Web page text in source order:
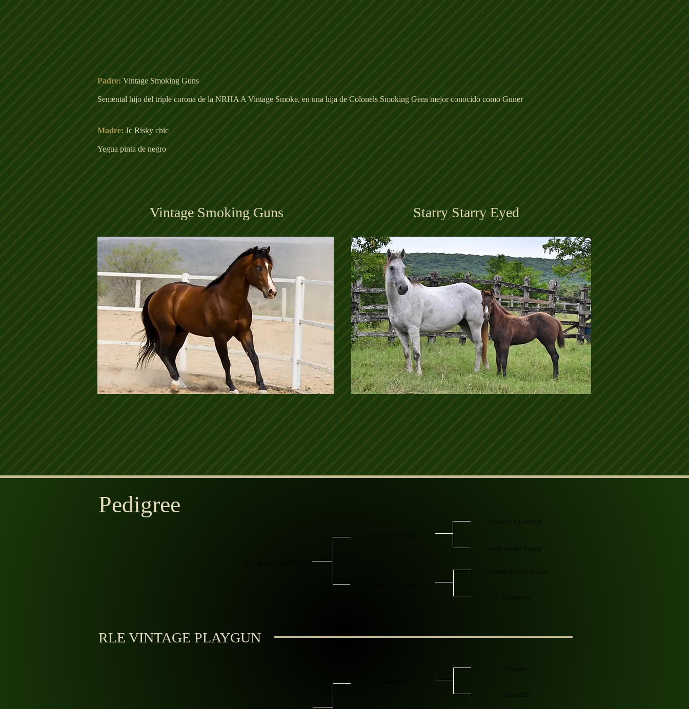
Padre: Vintage Smoking Guns
Semental hijo del triple corona de la NRHA A Vintage Smoke, en una hija de Colonels Smoking Gens mejor conocido como Guner
Madre:Jc Risky chic
Yegua pinta de negro
Vintage Smoking Guns Starry Starry Eyed
Pedigree
A Sparkling Vintage
Lady Smoke Peppy
Colonels Smoking Gun
So Spooky
RLE VINTAGE PLAYGUN
Playgun
Quaketta